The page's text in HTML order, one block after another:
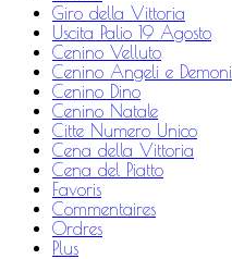
Giro della Vittoria
Uscita Palio 19 Agosto
Cenino Velluto
Cenino Angeli e Demoni
Cenino Dino
Cenino Natale
Citte Numero Unico
Cena della Vittoria
Cena del Piatto
Favoris
Commentaires
Ordres
Plus